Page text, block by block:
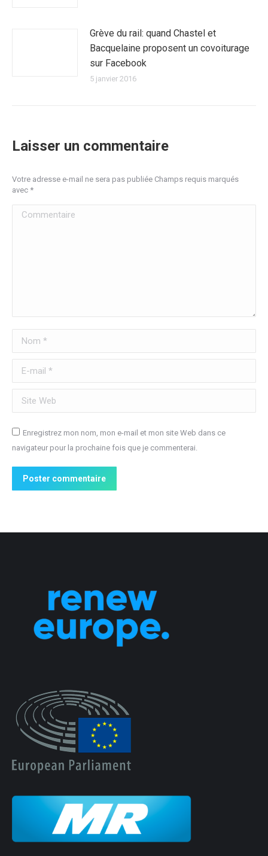
Grève du rail: quand Chastel et
Bacquelaine proposent un covoiturage
sur Facebook
5 janvier 2016
Laisser un commentaire
Votre adresse e-mail ne sera pas publiée Champs requis marqués
avec *
Commentaire
Nom *
E-mail *
Site Web
Enregistrez mon nom, mon e-mail et mon site Web dans ce
navigateur pour la prochaine fois que je commenterai.
Poster commentaire